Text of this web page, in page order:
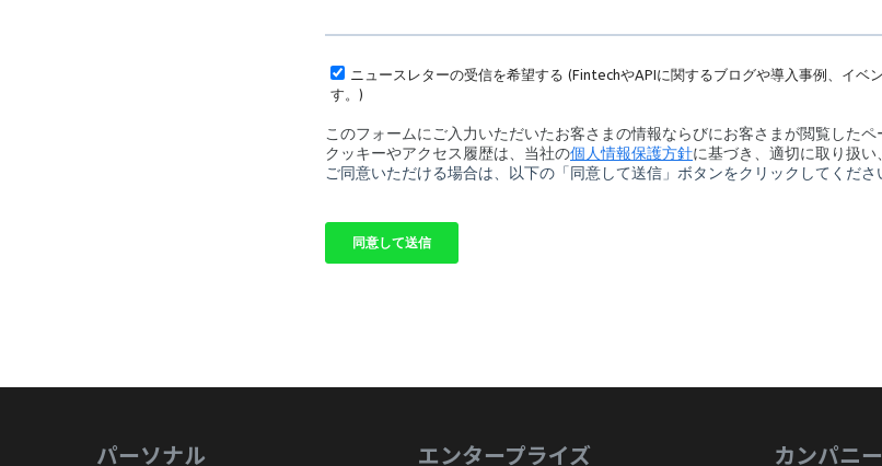
パーソナル エンタープライズ カンパニー